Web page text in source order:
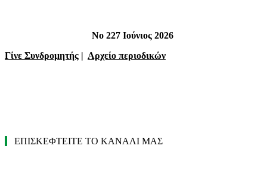
Νο 227 Ιούνιος 2026
Γίνε Συνδρομητής | Αρχείο περιοδικών
ΕΠΙΣΚΕΦΤΕΙΤΕ ΤΟ ΚΑΝΑΛΙ ΜΑΣ